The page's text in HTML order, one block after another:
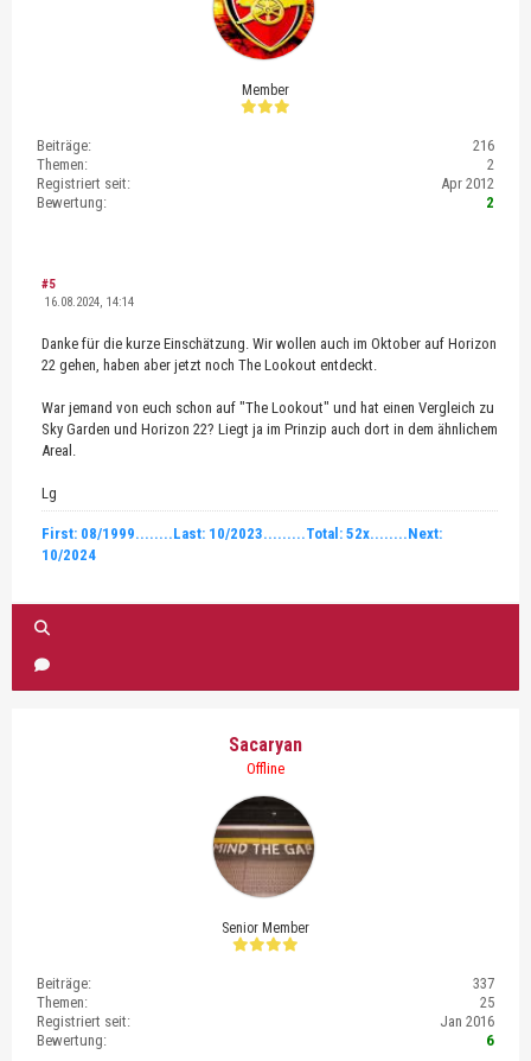
Member
Beiträge:
216
Themen:
2
Registriert seit:
Apr 2012
Bewertung:
2
#5
16.08.2024, 14:14
Danke für die kurze Einschätzung. Wir wollen auch im Oktober auf Horizon
22 gehen, haben aber jetzt noch The Lookout entdeckt.
War jemand von euch schon auf "The Lookout" und hat einen Vergleich zu
Sky Garden und Horizon 22? Liegt ja im Prinzip auch dort in dem ähnlichem
Areal.
Lg
First: 08/1999........Last: 10/2023.........Total: 52x........Next:
10/2024
Sacaryan
Offline
Senior Member
Beiträge:
337
Themen:
25
Registriert seit:
Jan 2016
Bewertung:
6